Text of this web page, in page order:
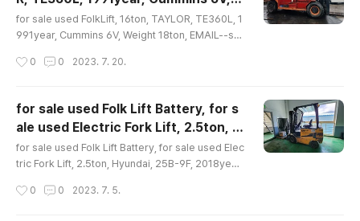
2year, EMAIL-- smgyo@naver.com, 중고지게차매
매문의수출문의, 중고지게차16톤-15톤급이상지게차매매
수출문의, 16톤, 두산, D160, 3단 마스트 높이4미터, 201
Weight 18ton, EMAIL--smgyo@nave
r.com, 중고지게차매매 16톤-15톤이상 수출
문의, 16톤, TAYLOR 미국, TE360L, 1991
for sale used FolkLift, 16ton, TAYLOR, TE360L, 1
991year, Cummins 6V, Weight 18ton, EMAIL--sm
출문의, 16톤, TAYLOR 미국, TE360L, 1991년식, 커민
R, TE360L, 1991year, Cummins 6V, Weight 18to
n, EMAIL--smgyo@naver.com, 중고지게차매매 16
톤-15톤이상 수출문의, 16톤, TAYLOR 미국, TE360L,
1991년식, 커민스6기엔진, 장비자중18톤, 문의 02-26
0 0 2023. 7. 20.
for sale used Folk Lift Battery, for s
ale used Electric Fork Lift, 2.5ton, H
yundai, 25B-9F, 2018year, 3step-ma
st H4500mm, EMAIL-- smgyo@nave
r.com, 중고 전동지게차 배터리지게차 전기
for sale used Folk Lift Battery, for sale used Elec
tric Fork Lift, 2.5ton, Hyundai, 25B-9F, 2018year,
com, 중고 전동지게차 배터리지게차 전기지게차 매매수
0 0 2023. 7. 5.